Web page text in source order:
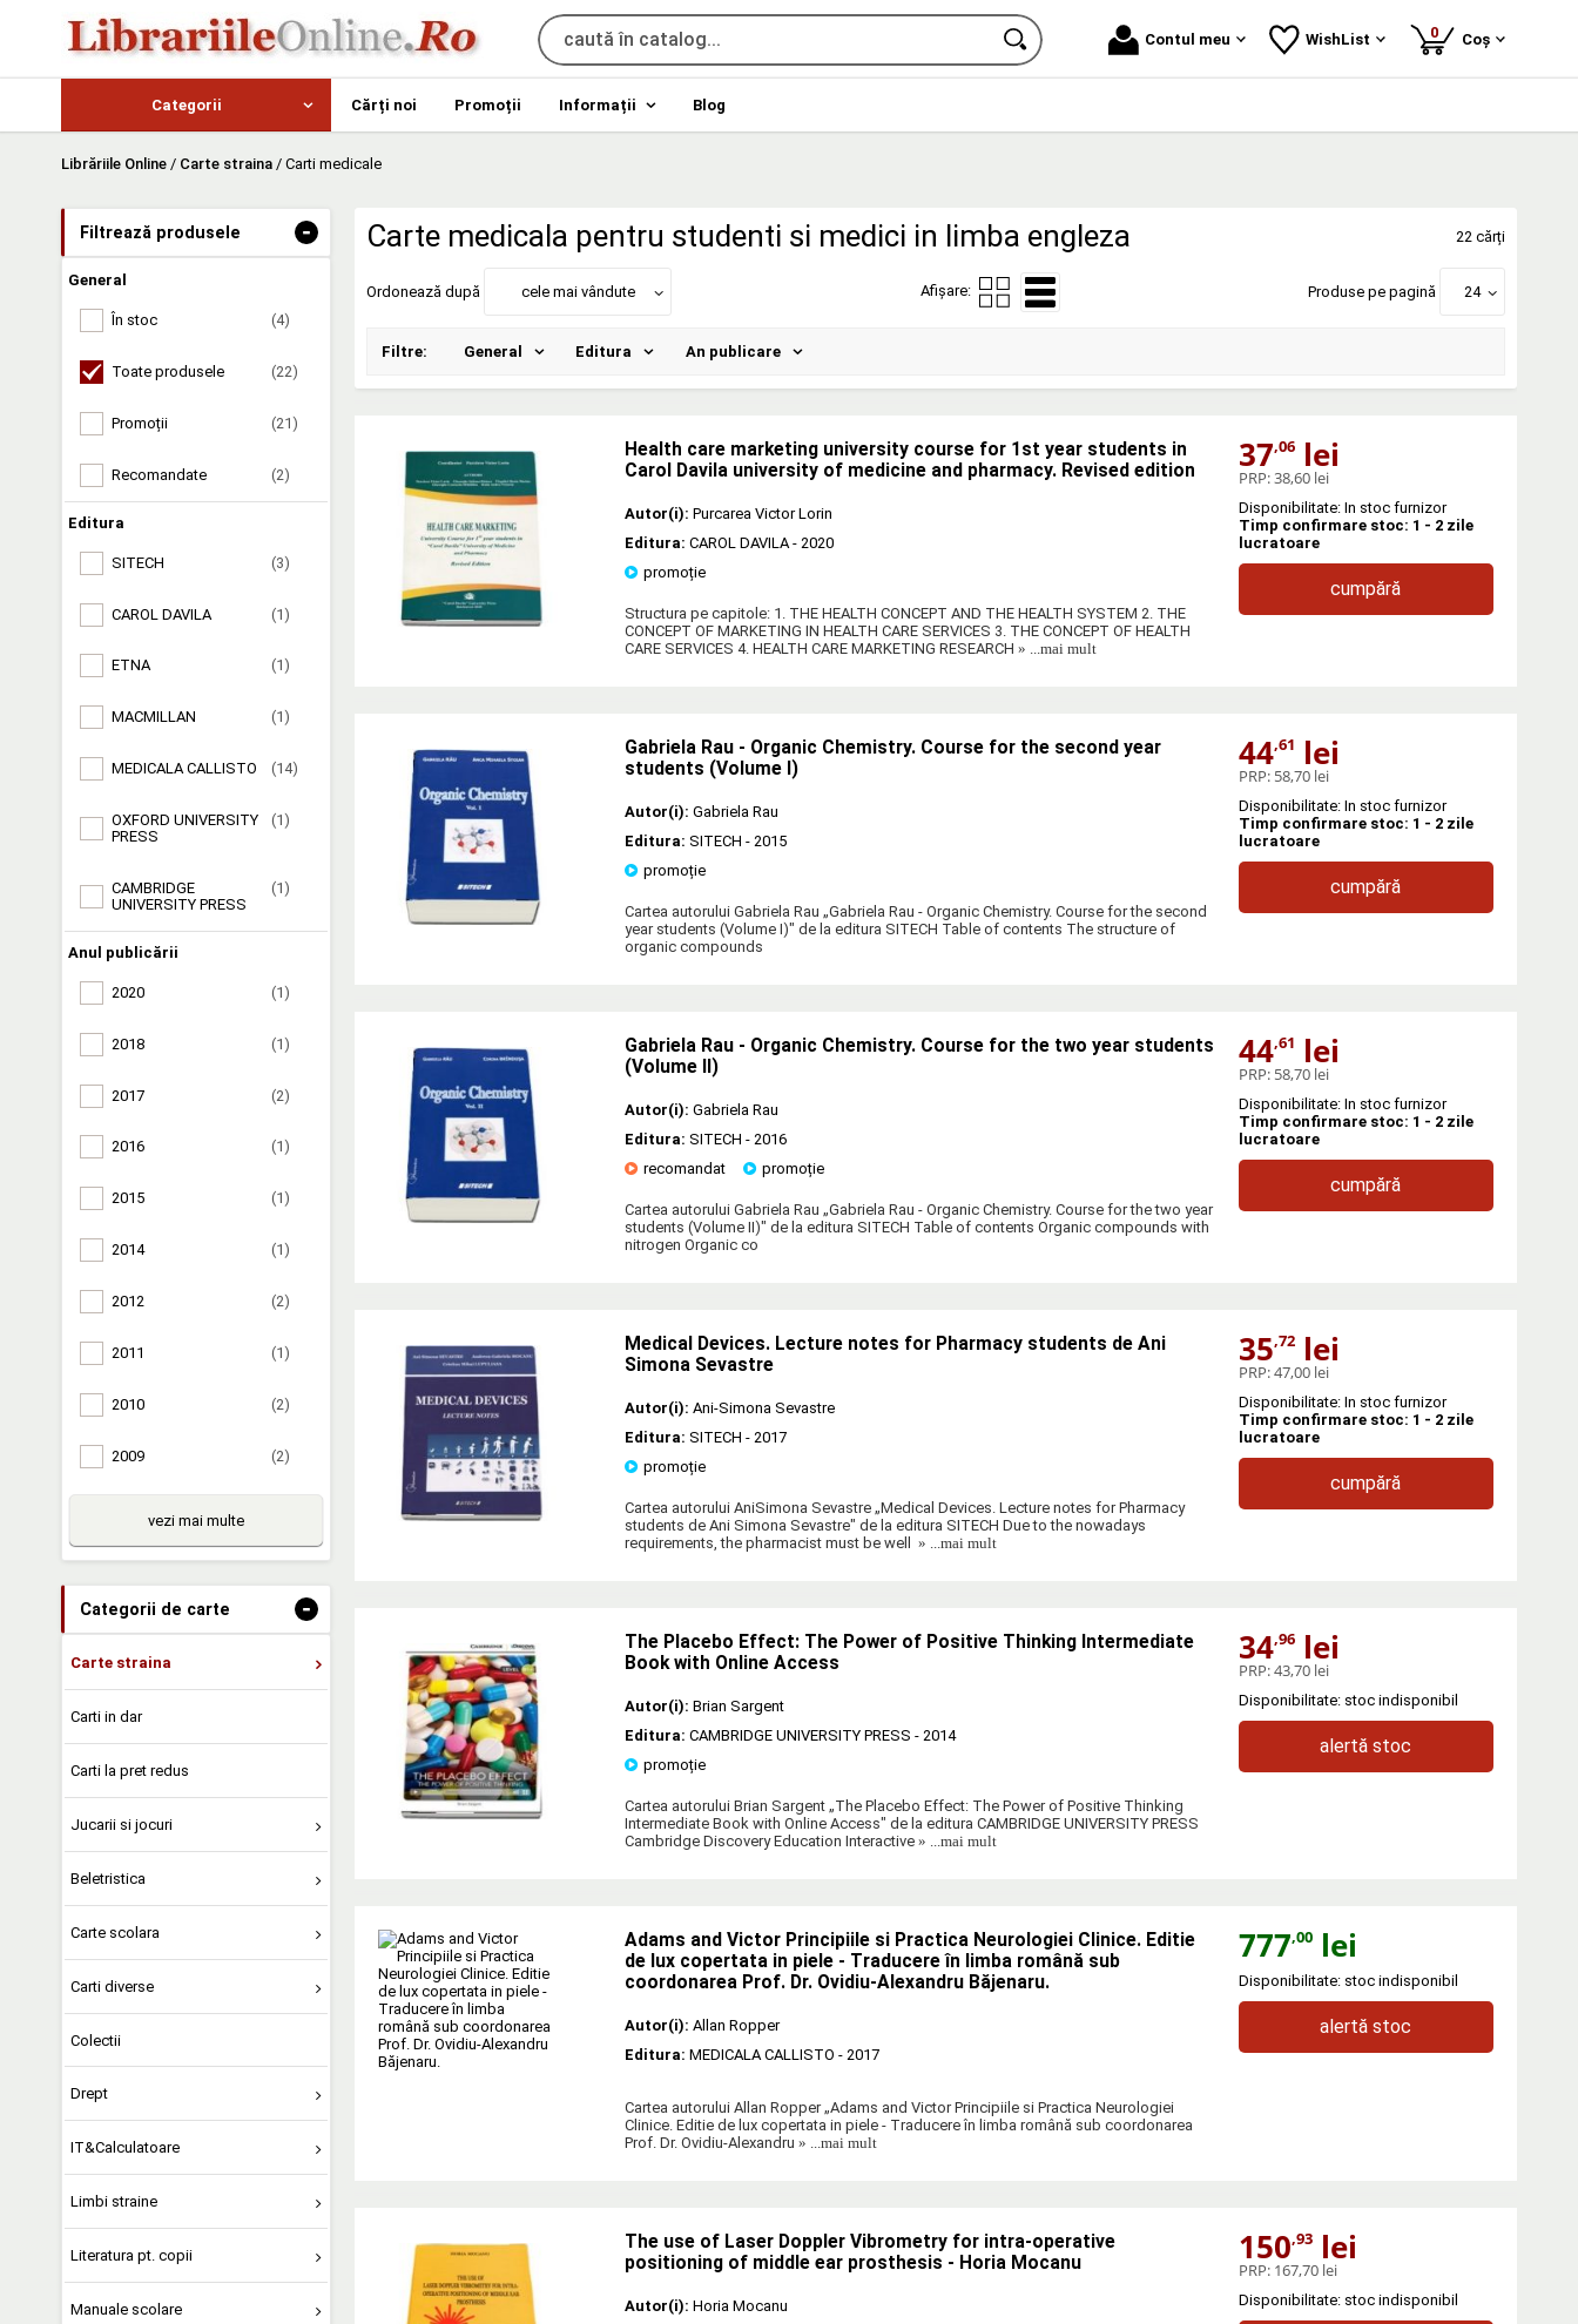
Contul meu WishList 0produse
Coș
Categorii Cărți noi Promoții Informații Blog
Librăriile Online / Carte straina / Carti medicale
Filtrează produsele -
General
În stoc (4)
Toate produsele (22)
Promoții (21)
Recomandate (2)
Editura
SITECH (3)
CAROL DAVILA (1)
ETNA (1)
MACMILLAN (1)
MEDICALA CALLISTO (14)
OXFORD UNIVERSITY
PRESS
(1)
CAMBRIDGE
UNIVERSITY PRESS
(1)
Anul publicării
2020 (1)
2018 (1)
2017 (2)
2016 (1)
2015 (1)
2014 (1)
2012 (2)
2011 (1)
2010 (2)
2009 (2)
vezi mai multe
Categorii de carte -
Carte straina
Carti in dar
Carti la pret redus
Jucarii si jocuri
Beletristica
Carte scolara
Carti diverse
Colectii
Drept
IT&Calculatoare
Limbi straine
Literatura pt. copii
Manuale scolare
Carte medicala pentru studenti si medici in limba engleza 22 cărți
Ordonează după cele mai vândute Afișare: Produse pe pagină 24
Filtre: General Editura An publicare
Health care marketing university course for 1st year students in
Carol Davila university of medicine and pharmacy. Revised edition
Autor(i): Purcarea Victor Lorin
Editura: CAROL DAVILA - 2020
promoție
Structura pe capitole: 1. THE HEALTH CONCEPT AND THE HEALTH SYSTEM 2. THE
CONCEPT OF MARKETING IN HEALTH CARE SERVICES 3. THE CONCEPT OF HEALTH
CARE SERVICES 4. HEALTH CARE MARKETING RESEARCH » ...mai mult
37,06lei
PRP:38,60 lei
Disponibilitate: In stoc furnizor
Timp confirmare stoc: 1 - 2 zile
lucratoare
cumpără
Gabriela Rau - Organic Chemistry. Course for the second year
students (Volume I)
Autor(i): Gabriela Rau
Editura: SITECH - 2015
promoție
Cartea autorului Gabriela Rau „Gabriela Rau - Organic Chemistry. Course for the second
year students (Volume I)" de la editura SITECH Table of contents The structure of
organic compounds
44,61 lei
PRP: 58,70 lei
Disponibilitate: In stoc furnizor
Timp confirmare stoc: 1 - 2 zile
lucratoare
cumpără
Gabriela Rau - Organic Chemistry. Course for the two year students
(Volume II)
Autor(i): Gabriela Rau
Editura: SITECH - 2016
recomandat
promoție
Cartea autorului Gabriela Rau „Gabriela Rau - Organic Chemistry. Course for the two year
students (Volume II)" de la editura SITECH Table of contents Organic compounds with
nitrogen Organic co
44,61 lei
PRP: 58,70 lei
Disponibilitate: In stoc furnizor
Timp confirmare stoc: 1 - 2 zile
lucratoare
cumpără
Medical Devices. Lecture notes for Pharmacy students de Ani
Simona Sevastre
Autor(i): Ani-Simona Sevastre
Editura: SITECH - 2017
promoție
Cartea autorului AniSimona Sevastre „Medical Devices. Lecture notes for Pharmacy
students de Ani Simona Sevastre" de la editura SITECH Due to the nowadays
requirements, the pharmacist must be well » ...mai mult
35,72lei
PRP:47,00 lei
Disponibilitate: In stoc furnizor
Timp confirmare stoc: 1 - 2 zile
lucratoare
cumpără
The Placebo Effect: The Power of Positive Thinking Intermediate
Book with Online Access
Autor(i): Brian Sargent
Editura: CAMBRIDGE UNIVERSITY PRESS - 2014
promoție
Cartea autorului Brian Sargent „The Placebo Effect: The Power of Positive Thinking
Intermediate Book with Online Access" de la editura CAMBRIDGE UNIVERSITY PRESS
Cambridge Discovery Education Interactive » ...mai mult
34,96lei
PRP:43,70 lei
Disponibilitate: stoc indisponibil
alertă stoc
Adams and Victor Principiile si Practica Neurologiei Clinice. Editie
de lux copertata in piele - Traducere în limba română sub
coordonarea Prof. Dr. Ovidiu-Alexandru Băjenaru.
Autor(i): Allan Ropper
Editura: MEDICALA CALLISTO - 2017
Cartea autorului Allan Ropper „Adams and Victor Principiile si Practica Neurologiei
Clinice. Editie de lux copertata in piele - Traducere în limba română sub coordonarea
Prof. Dr. Ovidiu-Alexandru » ...mai mult
777,00lei
Disponibilitate: stoc indisponibil
alertă stoc
The use of Laser Doppler Vibrometry for intra-operative
positioning of middle ear prosthesis - Horia Mocanu
Autor(i): Horia Mocanu
150,93lei
PRP: 167,70 lei
Disponibilitate: stoc indisponibil